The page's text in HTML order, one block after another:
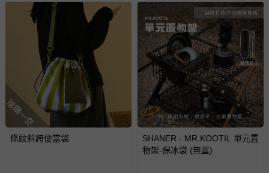
會主動以簡訊及mail通知訂單取消事宜，並將提供適當補
償。
搶購一空
條紋斜跨便當袋
SHANER - MR.KOOTIL 單元置
物架-保冰袋 (無蓋)